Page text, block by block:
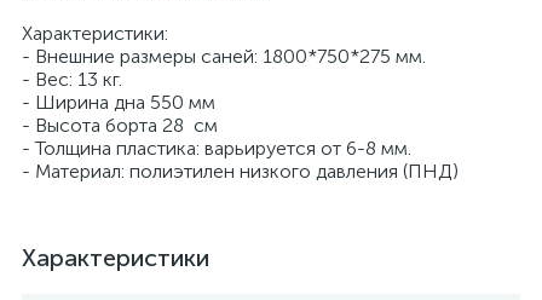
Характеристики:
- Внешние размеры саней: 1800*750*275 мм.
- Вес: 13 кг.
- Ширина дна 550 мм
- Высота борта 28 см
- Толщина пластика: варьируется от 6-8 мм.
- Материал: полиэтилен низкого давления (ПНД)
Характеристики